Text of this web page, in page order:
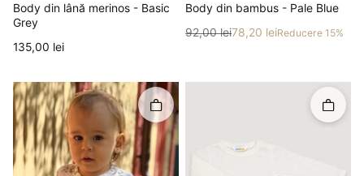
Body din lână merinos - Basic
Grey
Preț
135,00 lei
Body din bambus - Pale Blue
Preț
92,00 lei
Preț redus78,20 leiReducere 15%
Rapid în coș Rapid